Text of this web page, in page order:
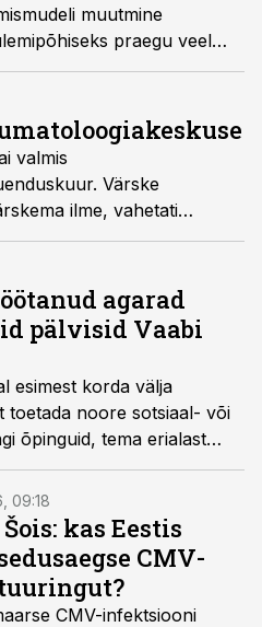
muutmine
praegu veel
ning tervisetulemi
ning üheselt tundub
valmis
Värske
ilme, vahetati
lahenduse sai igivana
probleem.
agarad
pälvisid Vaabi
esimest korda välja
toetada noore sotsiaal- või
õpinguid, tema erialast
aktiivsust.
pälvinud tudengid
Rakvere haiglas.
09:18
kas Eestis
CMV-
CMV-infektsiooni